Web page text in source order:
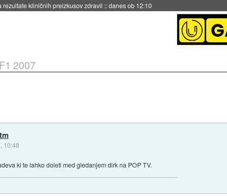
polovico SSD-jev za naslednji dve leti::danes ob 11:37
F1 2007
10:48
ki te lahko doleti med gledanjem dirk na POP TV.